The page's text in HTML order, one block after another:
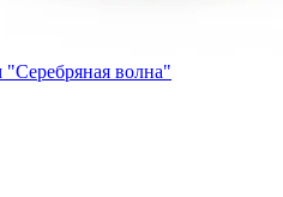
волна"